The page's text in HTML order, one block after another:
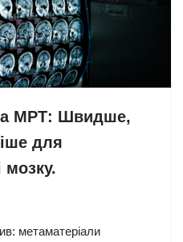
МРТ: Швидше,
для
мозку.
метаматеріали